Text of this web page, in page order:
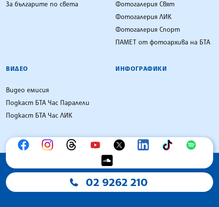
За българите по света
Фотогалерия Свят
Фотогалерия ЛИК
Фотогалерия Спорт
ПАМЕТ от фотоархива на БТА
ВИДЕО
Видео емисия
Подкаст БТА Час Паралели
Подкаст БТА Час ЛИК
ИНФОГРАФИКИ
02 9262 210